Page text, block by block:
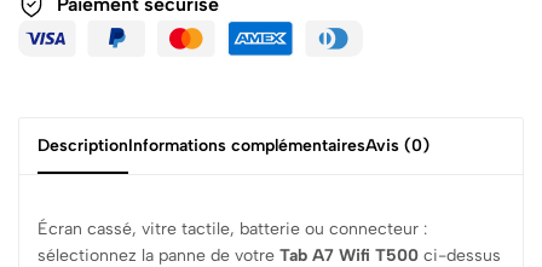
DescriptionInformations complémentairesAvis (0)
Écran cassé, vitre tactile, batterie ou connecteur :
sélectionnez la panne de votre Tab A7 Wifi T500 ci-dessus